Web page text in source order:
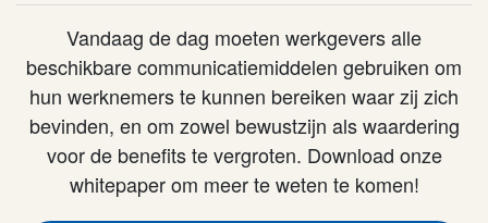
Vandaag de dag moeten werkgevers alle
beschikbare communicatiemiddelen gebruiken om
hun werknemers te kunnen bereiken waar zij zich
bevinden, en om zowel bewustzijn als waardering
voor de benefits te vergroten. Download onze
whitepaper om meer te weten te komen!